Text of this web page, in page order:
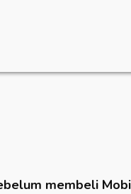
membeli